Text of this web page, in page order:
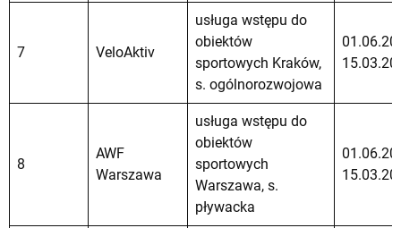
7 VeloAktiv
usługa wstępu do
obiektów
sportowych Kraków,
s. ogólnorozwojowa
8
AWF
Warszawa
usługa wstępu do
obiektów
sportowych
Warszawa, s.
pływacka